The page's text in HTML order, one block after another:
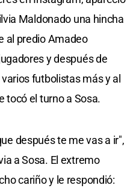
Maldonado una hincha
al predio Amadeo
y después de
futbolistas más y al
tocó el turno a Sosa.
después te me vas a ir",
a Sosa. El extremo
cariño y le respondió: